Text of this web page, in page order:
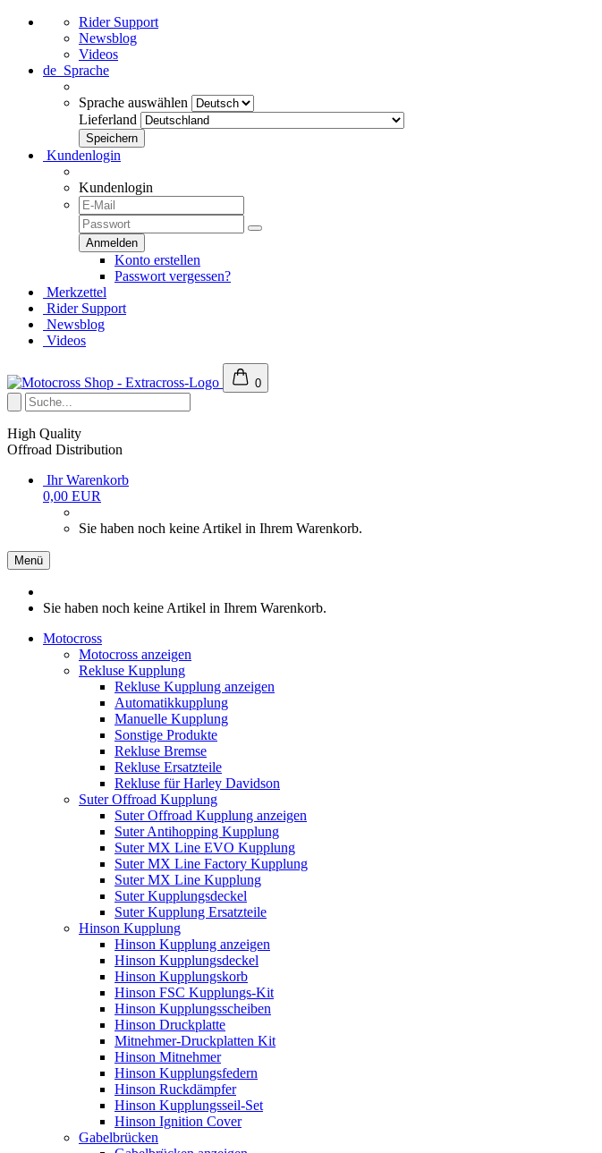
Rider Support
Newsblog
Videos
de Sprache
Sprache auswählen
Lieferland
Kundenlogin
Kundenlogin
Konto erstellen
Passwort vergessen?
Merkzettel
Rider Support
Newsblog
Videos
0
High Quality
Offroad Distribution
Ihr Warenkorb
0,00 EUR
Sie haben noch keine Artikel in Ihrem Warenkorb.
Menü
Sie haben noch keine Artikel in Ihrem Warenkorb.
Motocross
Motocross anzeigen
Rekluse Kupplung
Rekluse Kupplung anzeigen
Automatikkupplung
Manuelle Kupplung
Sonstige Produkte
Rekluse Bremse
Rekluse Ersatzteile
Rekluse für Harley Davidson
Suter Offroad Kupplung
Suter Offroad Kupplung anzeigen
Suter Antihopping Kupplung
Suter MX Line EVO Kupplung
Suter MX Line Factory Kupplung
Suter MX Line Kupplung
Suter Kupplungsdeckel
Suter Kupplung Ersatzteile
Hinson Kupplung
Hinson Kupplung anzeigen
Hinson Kupplungsdeckel
Hinson Kupplungskorb
Hinson FSC Kupplungs-Kit
Hinson Kupplungsscheiben
Hinson Druckplatte
Mitnehmer-Druckplatten Kit
Hinson Mitnehmer
Hinson Kupplungsfedern
Hinson Ruckdämpfer
Hinson Kupplungsseil-Set
Hinson Ignition Cover
Gabelbrücken